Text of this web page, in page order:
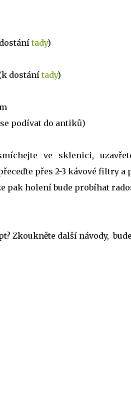
tady)
dostánítady)
podívat do antiků)
ve sklenici,
přes 2-3 kávové filtry
pak holení bude probíhat
Zkoukněte další návody,